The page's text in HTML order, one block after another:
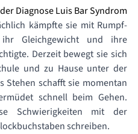
Diagnose Luis Bar Syndrom
kämpfte sie mit Rumpf-
Gleichgewicht und ihre
Derzeit bewegt sie sich
und zu Hause unter der
Stehen schafft sie momentan
schnell beim Gehen.
Schwierigkeiten mit der
schreiben.